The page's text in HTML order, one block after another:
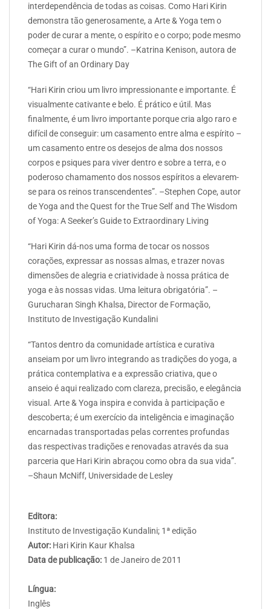
interdependência de todas as coisas. Como Hari Kirin
demonstra tão generosamente, a Arte & Yoga tem o
poder de curar a mente, o espírito e o corpo; pode mesmo
começar a curar o mundo”. –Katrina Kenison, autora de
The Gift of an Ordinary Day
“Hari Kirin criou um livro impressionante e importante. É
visualmente cativante e belo. É prático e útil. Mas
finalmente, é um livro importante porque cria algo raro e
difícil de conseguir: um casamento entre alma e espírito –
um casamento entre os desejos de alma dos nossos
corpos e psiques para viver dentro e sobre a terra, e o
poderoso chamamento dos nossos espíritos a elevarem-
se para os reinos transcendentes”. –Stephen Cope, autor
de Yoga and the Quest for the True Self and The Wisdom
of Yoga: A Seeker’s Guide to Extraordinary Living
“Hari Kirin dá-nos uma forma de tocar os nossos
corações, expressar as nossas almas, e trazer novas
dimensões de alegria e criatividade à nossa prática de
yoga e às nossas vidas. Uma leitura obrigatória”. –
Gurucharan Singh Khalsa, Director de Formação,
Instituto de Investigação Kundalini
“Tantos dentro da comunidade artística e curativa
anseiam por um livro integrando as tradições do yoga, a
prática contemplativa e a expressão criativa, que o
anseio é aqui realizado com clareza, precisão, e elegância
visual. Arte & Yoga inspira e convida à participação e
descoberta; é um exercício da inteligência e imaginação
encarnadas transportadas pelas correntes profundas
das respectivas tradições e renovadas através da sua
parceria que Hari Kirin abraçou como obra da sua vida”.
–Shaun McNiff, Universidade de Lesley
Editora:
Instituto de Investigação Kundalini; 1ª edição
Autor: Hari Kirin Kaur Khalsa
Data de publicação: 1 de Janeiro de 2011
Língua:
Inglês